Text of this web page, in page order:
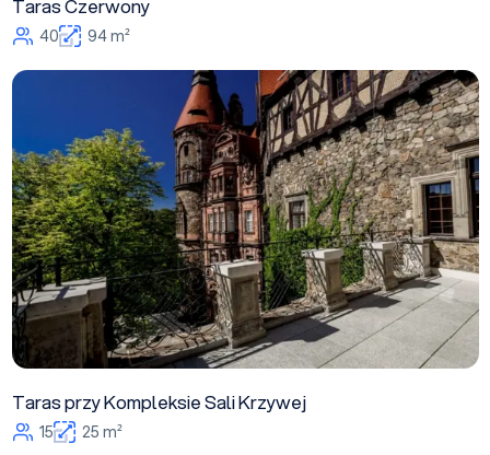
Taras Czerwony
40 94 m²
Taras przy Kompleksie Sali Krzywej
15 25 m²